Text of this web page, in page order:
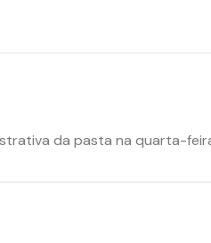
da pasta na quarta-